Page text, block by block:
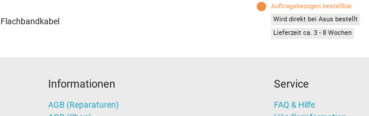
Flachbandkabel
Auftragsbezogen bestellbar
Wird direkt bei Asus bestellt
Lieferzeit ca. 3 - 8 Wochen
Informationen
AGB (Reparaturen)
Service
FAQ & Hilfe